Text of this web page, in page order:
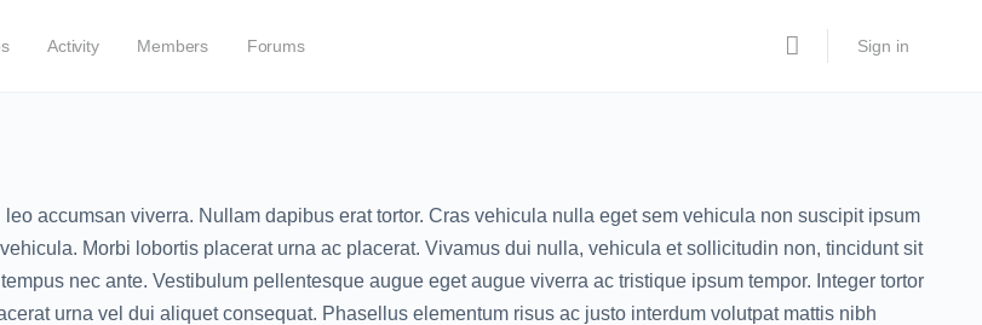
Activity Members Forums Sign in
accumsan viverra. Nullam dapibus erat tortor. Cras vehicula nulla eget sem vehicula non suscipit ipsum
Morbi lobortis placerat urna ac placerat. Vivamus dui nulla, vehicula et sollicitudin non, tincidunt sit
nec ante. Vestibulum pellentesque augue eget augue viverra ac tristique ipsum tempor. Integer tortor
urna vel dui aliquet consequat. Phasellus elementum risus ac justo interdum volutpat mattis nibh